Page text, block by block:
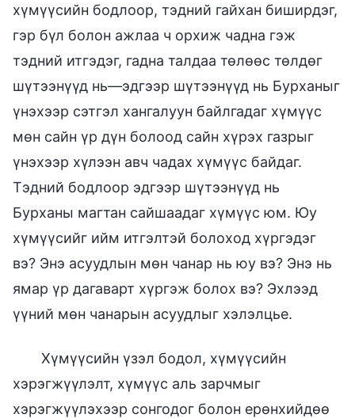
хүмүүсийн бодлоор, тэдний гайхан биширдэг,
гэр бүл болон ажлаа ч орхиж чадна гэж
тэдний итгэдэг, гадна талдаа төлөөс төлдөг
шүтээнүүд нь—эдгээр шүтээнүүд нь Бурханыг
үнэхээр сэтгэл хангалуун байлгадаг хүмүүс
мөн сайн үр дүн болоод сайн хүрэх газрыг
үнэхээр хүлээн авч чадах хүмүүс байдаг.
Тэдний бодлоор эдгээр шүтээнүүд нь
Бурханы магтан сайшаадаг хүмүүс юм. Юу
хүмүүсийг ийм итгэлтэй болоход хүргэдэг
вэ? Энэ асуудлын мөн чанар нь юу вэ? Энэ нь
ямар үр дагаварт хүргэж болох вэ? Эхлээд
үүний мөн чанарын асуудлыг хэлэлцье.
Хүмүүсийн үзэл бодол, хүмүүсийн
хэрэгжүүлэлт, хүмүүс аль зарчмыг
хэрэгжүүлэхээр сонгодог болон ерөнхийдөө